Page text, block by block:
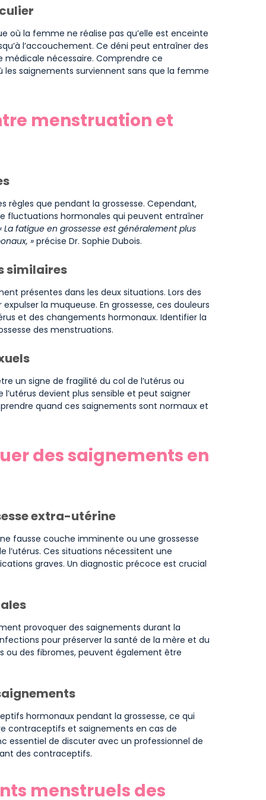
où la femme ne réalise pas qu’elle est enceinte
l’accouchement. Ce déni peut entraîner des
nécessaire. Comprendre ce
saignements surviennent sans que la femme
menstruation et
que pendant la grossesse. Cependant,
fluctuations hormonales qui peuvent entraîner
La fatigue en grossesse est généralement plus
» précise Dr. Sophie Dubois.
similaires
présentes dans les deux situations. Lors des
la muqueuse. En grossesse, ces douleurs
et des changements hormonaux. Identifier la
des menstruations.
un signe de fragilité du col de l’utérus ou
l’utérus devient plus sensible et peut saigner
quand ces saignements sont normaux et
des saignements en
extra-utérine
fausse couche imminente ou une grossesse
l’utérus. Ces situations nécessitent une
graves. Un diagnostic précoce est crucial
provoquer des saignements durant la
pour préserver la santé de la mère et du
ou des fibromes, peuvent également être
hormonaux pendant la grossesse, ce qui
contraceptifs et saignements en cas de
essentiel de discuter avec un professionnel de
des contraceptifs.
menstruels des